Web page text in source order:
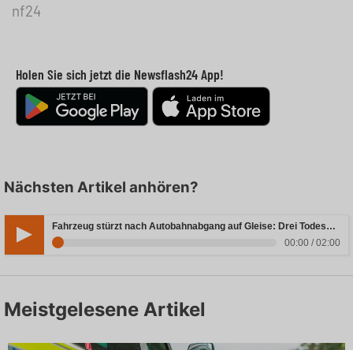
nf24
Holen Sie sich jetzt die Newsflash24 App!
Nächsten Artikel anhören?
Fahrzeug stürzt nach Autobahnabgang auf Gleise: Drei Todesopfer in Bayern
00:00 / 02:00
Meistgelesene Artikel